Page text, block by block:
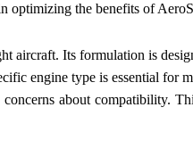
optimizing the benefits of
aircraft. Its formulation is
engine type is essential for
about compatibility.